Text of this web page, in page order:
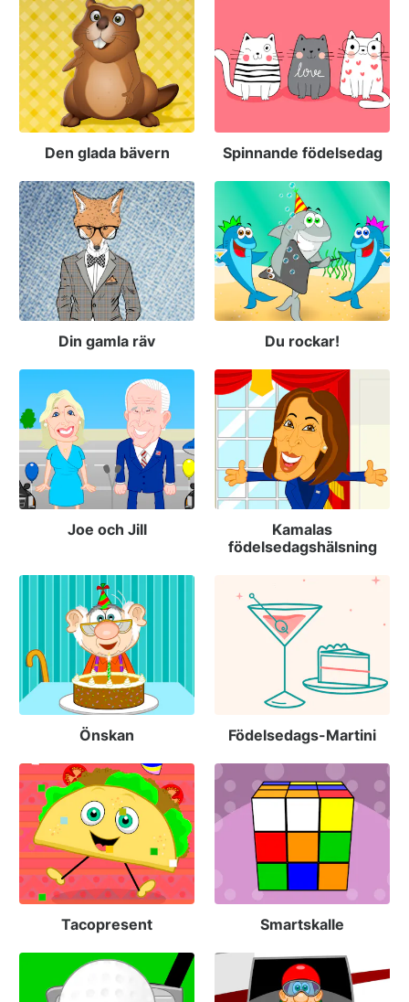
Den glada bävern Spinnande födelsedag
Din gamla räv Du rockar!
Joe och Jill
Kamalas
födelsedagshälsning
Önskan Födelsedags-Martini
Tacopresent Smartskalle